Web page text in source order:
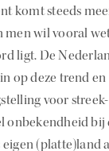
komt steeds
wil vooral
ligt. De
op deze trend
voor
onbekendheid
eigen (platte)land